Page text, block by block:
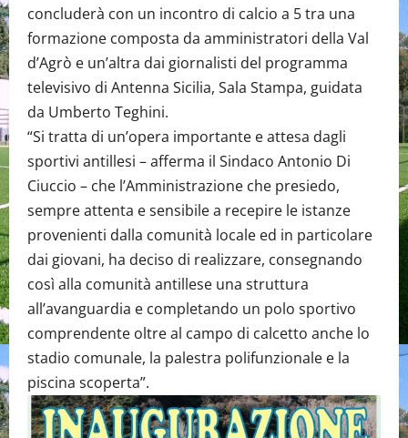
concluderà con un incontro di calcio a 5 tra una
formazione composta da amministratori della Val
d’Agrò e un’altra dai giornalisti del programma
televisivo di Antenna Sicilia, Sala Stampa, guidata
da Umberto Teghini.
“Si tratta di un’opera importante e attesa dagli
sportivi antillesi – afferma il Sindaco Antonio Di
Ciuccio – che l’Amministrazione che presiedo,
sempre attenta e sensibile a recepire le istanze
provenienti dalla comunità locale ed in particolare
dai giovani, ha deciso di realizzare, consegnando
così alla comunità antillese una struttura
all’avanguardia e completando un polo sportivo
comprendente oltre al campo di calcetto anche lo
stadio comunale, la palestra polifunzionale e la
piscina scoperta”.